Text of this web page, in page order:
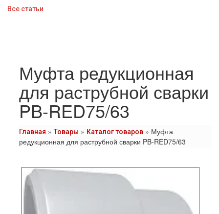
Все статьи
Муфта редукционная
для раструбной сварки
PB-RED75/63
Главная »Товары » Каталог товаров » Муфта
редукционная для раструбной сварки PB-RED75/63